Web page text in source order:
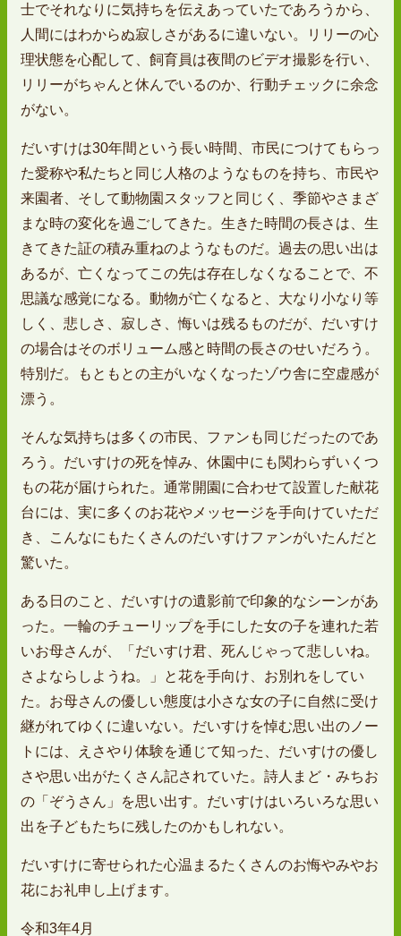
士でそれなりに気持ちを伝えあっていたであろうから、
人間にはわからぬ寂しさがあるに違いない。リリーの心
理状態を心配して、飼育員は夜間のビデオ撮影を行い、
リリーがちゃんと休んでいるのか、行動チェックに余念
がない。
だいすけは30年間という長い時間、市民につけてもらっ
た愛称や私たちと同じ人格のようなものを持ち、市民や
来園者、そして動物園スタッフと同じく、季節やさまざ
まな時の変化を過ごしてきた。生きた時間の長さは、生
きてきた証の積み重ねのようなものだ。過去の思い出は
あるが、亡くなってこの先は存在しなくなることで、不
思議な感覚になる。動物が亡くなると、大なり小なり等
しく、悲しさ、寂しさ、悔いは残るものだが、だいすけ
の場合はそのボリューム感と時間の長さのせいだろう。
特別だ。もともとの主がいなくなったゾウ舎に空虚感が
漂う。
そんな気持ちは多くの市民、ファンも同じだったのであ
ろう。だいすけの死を悼み、休園中にも関わらずいくつ
もの花が届けられた。通常開園に合わせて設置した献花
台には、実に多くのお花やメッセージを手向けていただ
き、こんなにもたくさんのだいすけファンがいたんだと
驚いた。
ある日のこと、だいすけの遺影前で印象的なシーンがあ
った。一輪のチューリップを手にした女の子を連れた若
いお母さんが、「だいすけ君、死んじゃって悲しいね。
さよならしようね。」と花を手向け、お別れをしてい
た。お母さんの優しい態度は小さな女の子に自然に受け
継がれてゆくに違いない。だいすけを悼む思い出のノー
トには、えさやり体験を通じて知った、だいすけの優し
さや思い出がたくさん記されていた。詩人まど・みちお
の「ぞうさん」を思い出す。だいすけはいろいろな思い
出を子どもたちに残したのかもしれない。
だいすけに寄せられた心温まるたくさんのお悔やみやお
花にお礼申し上げます。
令和3年4月